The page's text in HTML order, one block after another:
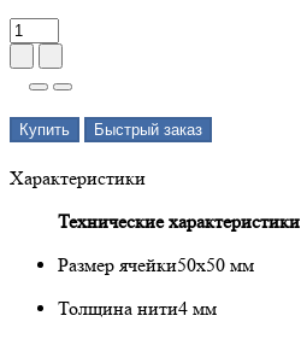
Купить Быстрый заказ
Характеристики
Технические характеристики
Размер ячейки50х50 мм
Толщина нити4 мм